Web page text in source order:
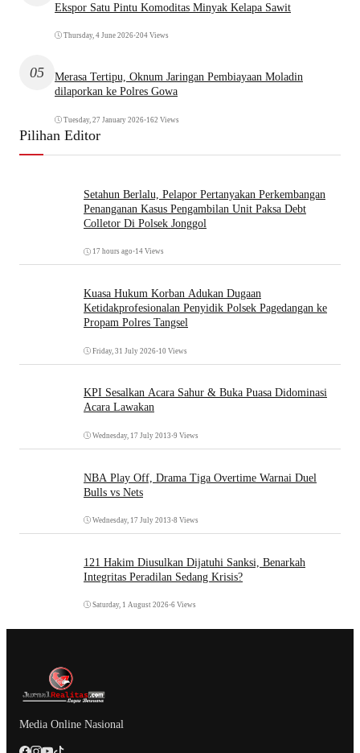
Ekspor Satu Pintu Komoditas Minyak Kelapa Sawit
Thursday, 4 June 2026•204 Views
05
Merasa Tertipu, Oknum Jaringan Pembiayaan Moladin
dilaporkan ke Polres Gowa
Tuesday, 27 January 2026•162 Views
Pilihan Editor
Setahun Berlalu, Pelapor Pertanyakan Perkembangan
Penanganan Kasus Pengambilan Unit Paksa Debt
Colletor Di Polsek Jonggol
17 hours ago •14 Views
Kuasa Hukum Korban Adukan Dugaan
Ketidakprofesionalan Penyidik Polsek Pagedangan ke
Propam Polres Tangsel
Friday, 31 July 2026•10 Views
KPI Sesalkan Acara Sahur & Buka Puasa Didominasi
Acara Lawakan
Wednesday, 17 July 2013 •9 Views
NBA Play Off, Drama Tiga Overtime Warnai Duel
Bulls vs Nets
Wednesday, 17 July 2013 •8 Views
121 Hakim Diusulkan Dijatuhi Sanksi, Benarkah
Integritas Peradilan Sedang Krisis?
Saturday, 1 August 2026•6 Views
Media Online Nasional